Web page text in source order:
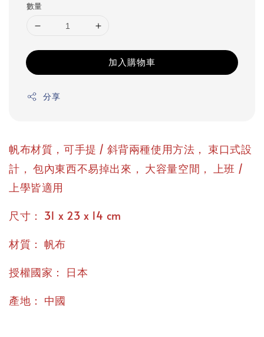
數量
加入購物車
分享
帆布材質，可手提 / 斜背兩種使用方法 ， 束口式設
計 ， 包內東西不易掉出來 ， 大容量空間 ， 上班 /
上學皆適用
尺寸 ： 31 x 23 x 14 cm
材質 ： 帆布
授權國家 ： 日本
產地 ： 中國